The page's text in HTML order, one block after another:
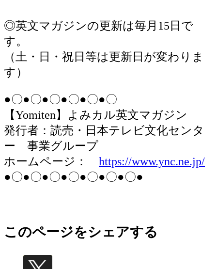
◎英文マガジンの更新は毎月15日で
す。
（土・日・祝日等は更新日が変わりま
す）
●〇●〇●〇●〇●〇●〇
【Yomiten】よみカル英文マガジン
発行者：読売・日本テレビ文化センタ
ー 事業グループ
ホームページ： https://www.ync.ne.jp/
●〇●〇●〇●〇●〇●〇●〇●
このページをシェアする